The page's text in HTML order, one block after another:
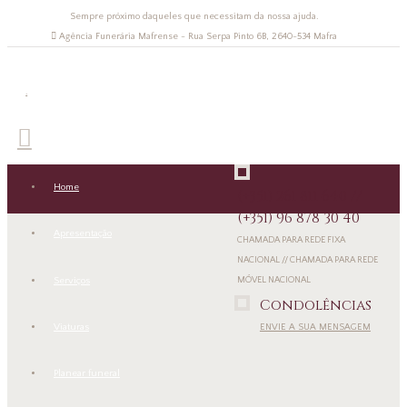
Sempre próximo daqueles que necessitam da nossa ajuda.
Agência Funerária Mafrense - Rua Serpa Pinto 6B, 2640-534 Mafra
.
(+351) 96 878 30 40
CHAMADA PARA REDE FIXA
NACIONAL // CHAMADA PARA REDE
MÓVEL NACIONAL
Condolências
ENVIE A SUA MENSAGEM
Home